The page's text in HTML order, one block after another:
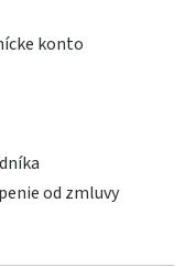
konto
od zmluvy